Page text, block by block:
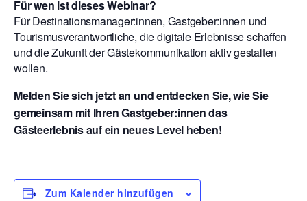
Für wen ist dieses Webinar?
Für Destinationsmanager:innen, Gastgeber:innen und
Tourismusverantwortliche, die digitale Erlebnisse schaffen
und die Zukunft der Gästekommunikation aktiv gestalten
wollen.
Melden Sie sich jetzt an und entdecken Sie, wie Sie
gemeinsam mit Ihren Gastgeber:innen das
Gästeerlebnis auf ein neues Level heben!
Zum Kalender hinzufügen